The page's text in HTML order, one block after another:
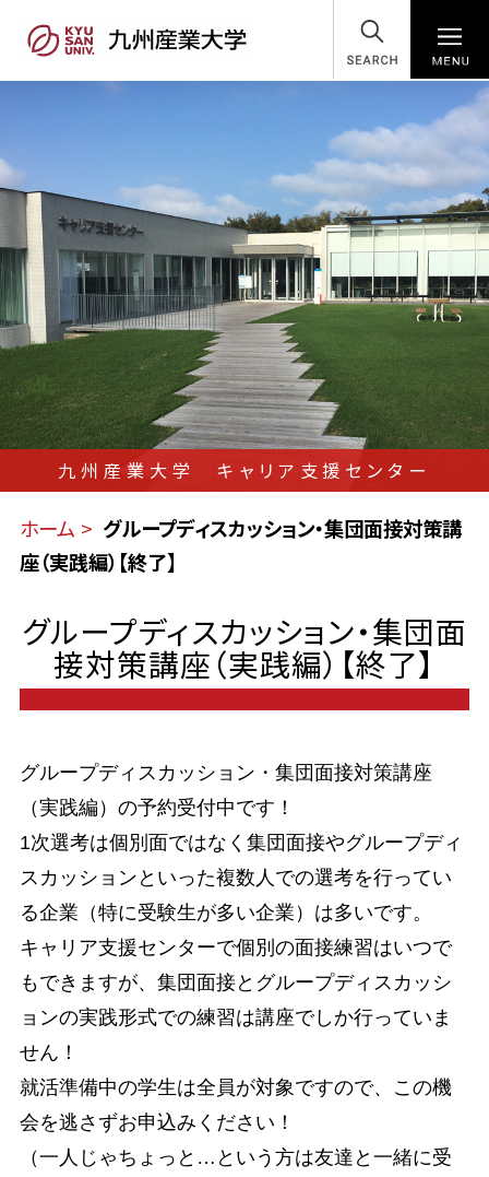
SEARCH
九州産業大学 キャリア支援センター
ホーム
グループディスカッション・集団面接対策講
座（実践編）【終了】
グループディスカッション・集団面
接対策講座（実践編）【終了】
グループディスカッション・集団面接対策講座
（実践編）の予約受付中です！
1次選考は個別面ではなく集団面接やグループディ
スカッションといった複数人での選考を行ってい
る企業（特に受験生が多い企業）は多いです。
キャリア支援センターで個別の面接練習はいつで
もできますが、集団面接とグループディスカッシ
ョンの実践形式での練習は講座でしか行っていま
せん！
就活準備中の学生は全員が対象ですので、この機
会を逃さずお申込みください！
（一人じゃちょっと…という方は友達と一緒に受